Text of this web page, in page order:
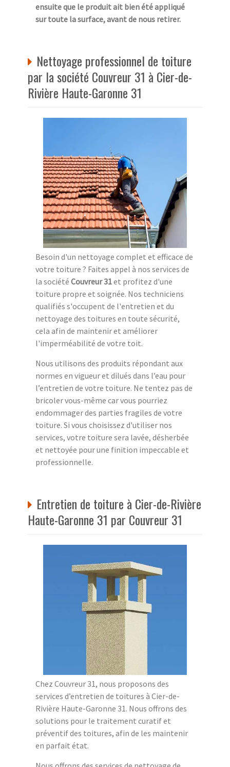
ensuite que le produit ait bien étéappliqué
sur toute la surface, avant de nous retirer.
Nettoyage professionnel de toiture
par la société Couvreur 31 à Cier-de-
Rivière Haute-Garonne 31
Besoin d'un nettoyage complet et efficace de
votre toiture ? Faites appel à nos services de
la société Couvreur 31et profitez d'une
toiture propre et soignée. Nos techniciens
qualifiés s'occupent de l'entretien et du
nettoyage des toitures en toute sécurité,
cela afin de maintenir et améliorer
l'imperméabilité de votre toit.
Nous utilisons des produits répondant aux
normes en vigueur et dilués dans l’eau pour
l’entretien de votre toiture. Ne tentez pas de
bricoler vous-même car vous pourriez
endommager des parties fragiles de votre
toiture. Si vous choisissez d'utiliser nos
services, votre toiture sera lavée, désherbée
et nettoyée pour une finition impeccable et
professionnelle.
Entretien de toiture à Cier-de-Rivière
Haute-Garonne 31 par Couvreur 31
Chez Couvreur 31, nous proposons des
services d’entretien de toitures à Cier-de-
Rivière Haute-Garonne 31. Nous offrons des
solutions pour le traitement curatif et
préventif des toitures, afin de les maintenir
en parfait état.